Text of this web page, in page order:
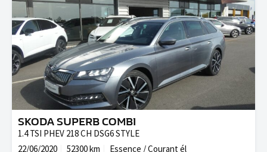
SKODA SUPERB COMBI
1.4 TSI PHEV 218 CH DSG6 STYLE
22/06/2020
52300 km Essence / Courant él